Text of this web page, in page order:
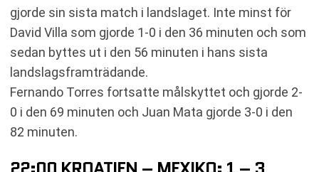
gjorde sin sista match i landslaget. Inte minst för
David Villa som gjorde 1-0 i den 36 minuten och som
sedan byttes ut i den 56 minuten i hans sista
landslagsframträdande.
Fernando Torres fortsatte målskyttet och gjorde 2-
0 i den 69 minuten och Juan Mata gjorde 3-0 i den
82 minuten.